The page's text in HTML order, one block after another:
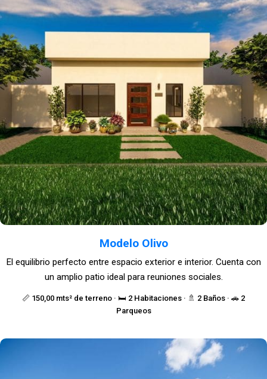
Modelo Olivo
📏 150,00 mts² de terreno · 🛏️ 2 Habitaciones · 🚿 2 Baños · 🚗 2
Parqueos
El equilibrio perfecto entre espacio exterior e interior. Cuenta con
un amplio patio ideal para reuniones sociales.